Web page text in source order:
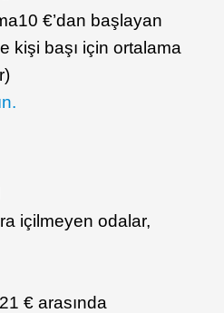
€’dan başlayan
kişi başı için ortalama
içilmeyen odalar,
€ arasında